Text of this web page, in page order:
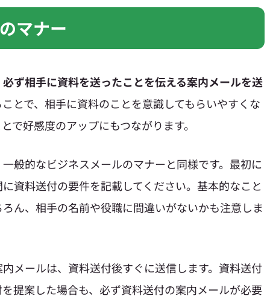
マナー
ず相手に資料を送ったことを伝える案内メールを送
とで、相手に資料のことを意識してもらいやすくな
で好感度のアップにもつながります。
般的なビジネスメールのマナーと同様です。最初に
資料送付の要件を記載してください。基本的なこと
ん、相手の名前や役職に間違いがないかも注意しま
メールは、資料送付後すぐに送信します。資料送付
提案した場合も、必ず資料送付の案内メールが必要